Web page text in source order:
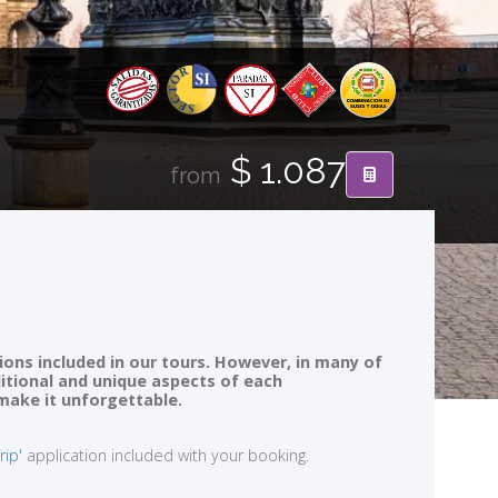
from $ 1.087
included in our tours. However, in many of
and unique aspects of each
it unforgettable.
application included with your booking.